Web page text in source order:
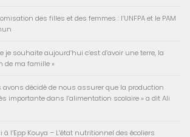
des filles et des femmes : l’UNFPA et le PAM
je souhaite aujourd’hui c’est d’avoir une terre, la
de ma famille »
avons décidé de nous assurer que la production
importante dans l’alimentation scolaire » a dit Ali
l’Epp Kouya – L’état nutritionnel des écoliers